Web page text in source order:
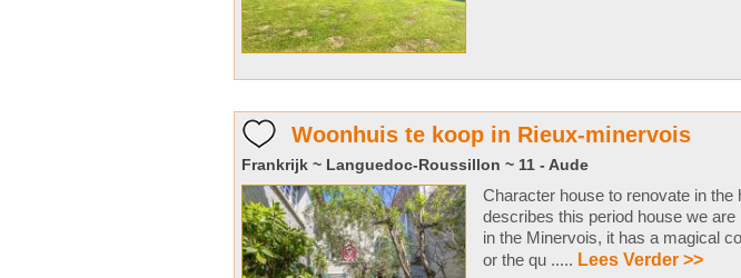
Woonhuis te koop in Rieux-minervois
Frankrijk ~ Languedoc-Roussillon ~ 11 - Aude
Character house to renovate in
describes this period house we
in the Minervois, it has a magical
or the qu ..... Lees Verder >>